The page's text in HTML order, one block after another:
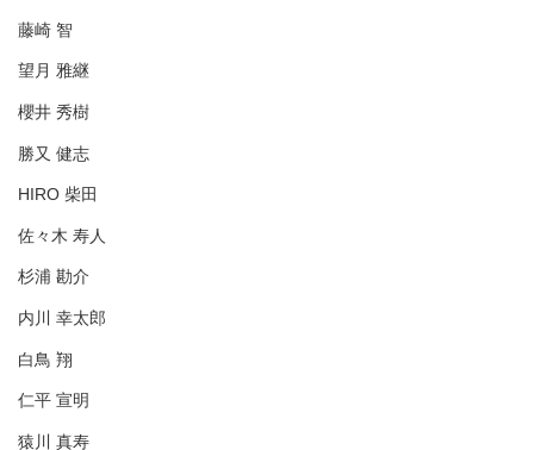
藤崎 智
望月 雅継
櫻井 秀樹
勝又 健志
HIRO 柴田
佐々木 寿人
杉浦 勘介
内川 幸太郎
白鳥 翔
仁平 宣明
猿川 真寿